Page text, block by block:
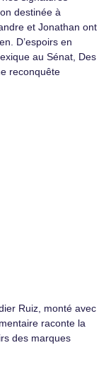
destinée à
et Jonathan ont
D’espoirs en
au Sénat, Des
reconquête
Ruiz, monté avec
raconte la
des marques